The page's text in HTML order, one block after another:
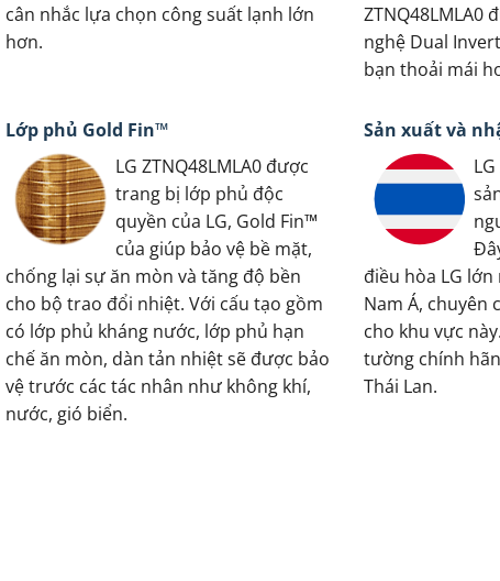
cân nhắc lựa chọn công suất lạnh lớn
hơn.
ZTNQ48LMLA0
nghệ Dual
bạn thoải mái
Lớp phủ Gold Fin™
LG ZTNQ48LMLA0 được
trang bị lớp phủ độc
quyền của LG, Gold Fin™
của giúp bảo vệ bề mặt,
chống lại sự ăn mòn và tăng độ bền
cho bộ trao đổi nhiệt. Với cấu tạo gồm
có lớp phủ kháng nước, lớp phủ hạn
chế ăn mòn, dàn tản nhiệt sẽ được bảo
vệ trước các tác nhân như không khí,
nước, gió biển.
Sản xuất và
điều hòa LG
Nam Á, chuyên
cho khu vực
tường chính
Thái Lan.